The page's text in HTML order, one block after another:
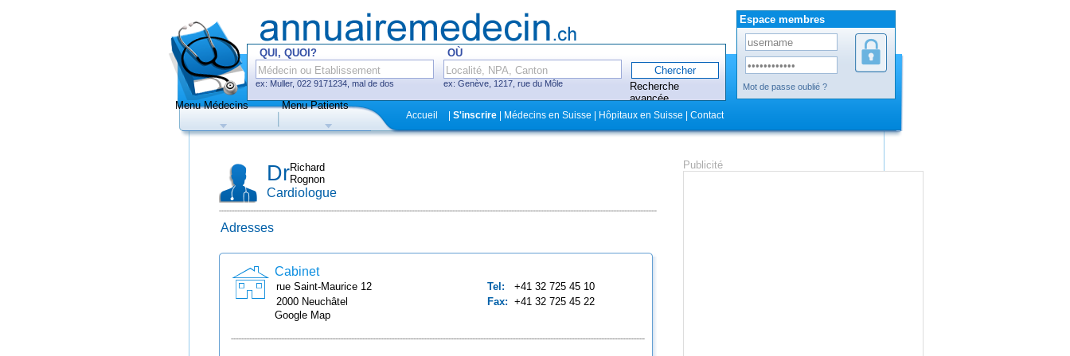
QUI, QUOI?
ex: Muller, 022 9171234, mal de dos
Recherche
avancée
OÙ
ex: Genève, 1217, rue du Môle
Hôpitaux, cliniques Fermer
de prise de rendez-vous en ligne
Espace membres
Mot de passe oublié ?
Menu Médecins Menu Patients
Accueil S'inscrire| Médecins en Suisse | Hôpitaux en Suisse | Contact
Publicité
DrRichard
Rognon
Cardiologue
Adresses
Cabinet
rue Saint-Maurice 12
2000 Neuchâtel
Google Map
Tel:
+41 32 725 45 10
Fax: +41 32 725 45 22